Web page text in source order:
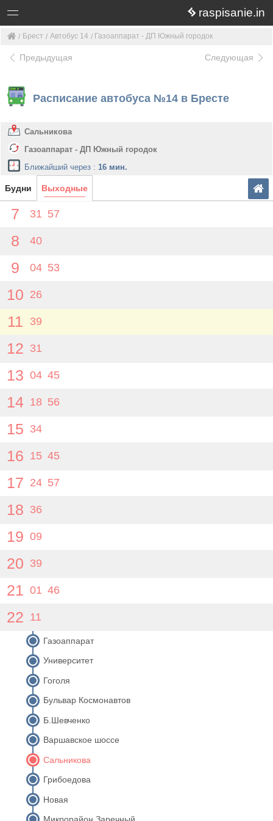
raspisanie.in
Брест Автобус 14 Газоаппарат - ДП Южный городок
Предыдущая Следующая
Расписание автобуса №14 в Бресте
Сальникова
Газоаппарат - ДП Южный городок
Ближайший через : 16 мин.
Будни Выходные
7 31 57
8 40
9 04 53
10 26
11 39
12 31
13 04 45
14 18 56
15 34
16 15 45
17 24 57
18 36
19 09
20 39
21 01 46
22 11
Газоаппарат
Университет
Гоголя
Бульвар Космонавтов
Б.Шевченко
Варшавское шоссе
Сальникова
Грибоедова
Новая